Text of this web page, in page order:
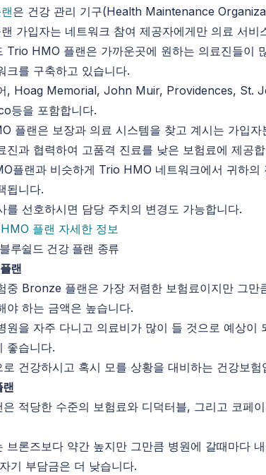
은 건강 관리 기구(Health Maintenance
가입자는 네트워크 참여 제공자에게만 의료 서비
Trio HMO 플랜은 가까운곳에 원하는 의료진들이
크를 구축하고 있습니다.
, Hoag Memorial, John Muir, Providences, St.
등을 포함합니다.
플랜은 보장과 의료 시스템을 찾고 계시는 가입
진과 협력하여 고품격 진료를 낮은 보험료에 제공
플랜과 비슷하게 Trio HMO 네트워크에서 귀하의
됩니다.
를 선호하시면 담당 주치의 변경도 가능합니다.
플랜 자세한 정보
루쉴드 건강 플랜 종류
랜
중 Bronze 플랜은 가장 저렴한 보험료이지만 그만
야 하는 금액은 높습니다.
원을 자주 다니고 의료비가 많이 들 것으로 예상이
좋습니다.
로 건강하시고 혹시 모를 상황을 대비하는 건강보험
은 적당한 수준의 보험료와 디덕터블, 그리고 코페
브론즈보다 약간 높지만 그만큼 병원에 갈때마다
기 부담금은 더 낮습니다.